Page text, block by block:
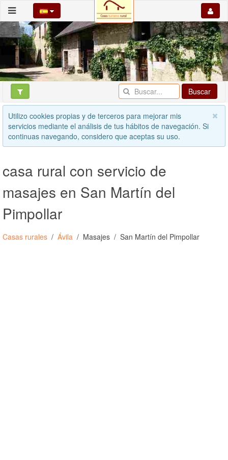
Buscar
Utilizo cookies propias y de terceros para mejorar mis
servicios mediante el análisis de tus hábitos de navegación. Si
continuas navegando, considero que aceptas su uso.
casa rural con servicio de
masajes en San Martín del
Pimpollar
Casas rurales Ávila Masajes San Martín del Pimpollar